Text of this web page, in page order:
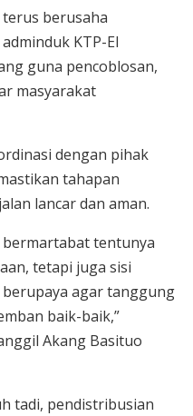
berusaha
KTP-El
guna pencoblosan,
masyarakat
dengan pihak
tahapan
lancar dan aman.
tentunya
tetapi juga sisi
berupaya agar tanggung
baik-baik,”
Akang Basituo
tadi, pendistribusian